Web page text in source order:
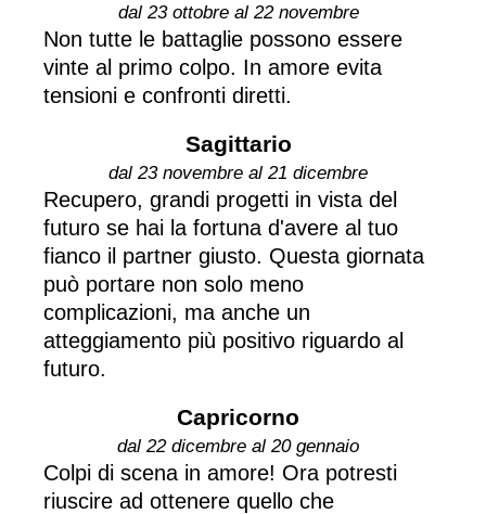
dal 23 ottobre al 22 novembre
Non tutte le battaglie possono essere
vinte al primo colpo. In amore evita
tensioni e confronti diretti.
Sagittario
dal 23 novembre al 21 dicembre
Recupero, grandi progetti in vista del
futuro se hai la fortuna d'avere al tuo
fianco il partner giusto. Questa giornata
può portare non solo meno
complicazioni, ma anche un
atteggiamento più positivo riguardo al
futuro.
Capricorno
dal 22 dicembre al 20 gennaio
Colpi di scena in amore! Ora potresti
riuscire ad ottenere quello che